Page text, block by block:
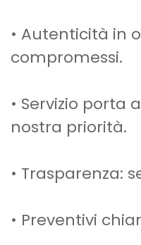
• Autenticità in
compromessi.
• Servizio
nostra priorità.
• Trasparenza:
• Preventivi